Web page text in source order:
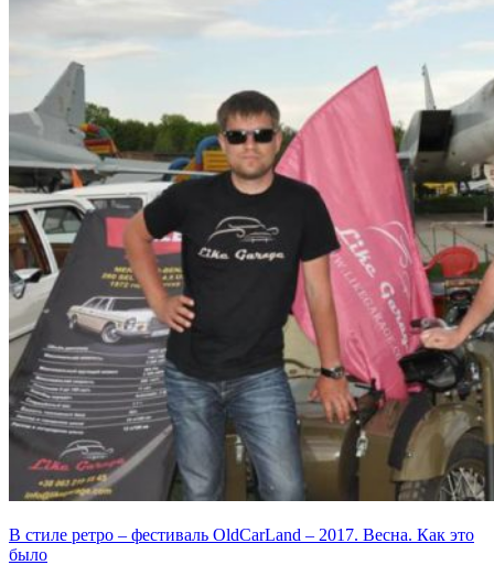
В стиле ретро – фестиваль OldCarLand – 2017. Весна. Как это
было